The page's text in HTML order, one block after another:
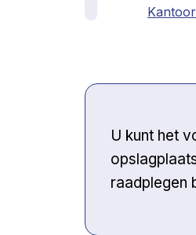
U kunt het
raadplegen